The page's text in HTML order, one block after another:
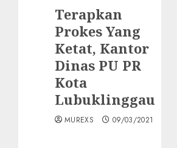
Terapkan
Prokes Yang
Ketat, Kantor
Dinas PU PR
Kota
Lubuklinggau
MUREXS 09/03/2021